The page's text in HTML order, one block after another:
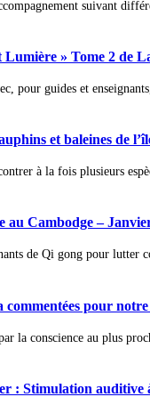
suivant
» Tome 2 de
pour guides et
et baleines de
à la fois plusieurs
au Cambodge –
de Qi gong pour lutter
pour
la conscience au plus
: Stimulation auditive